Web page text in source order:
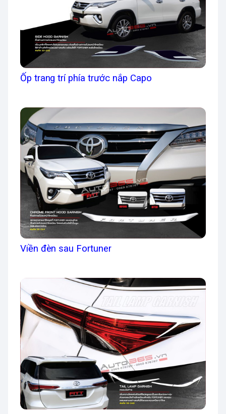
Ốp trang trí phía trước nắp Capo
Viền đèn sau Fortuner